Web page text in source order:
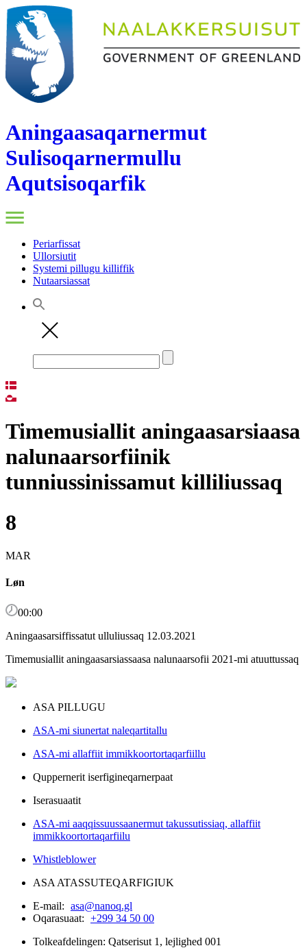
Aningaasaqarnermut
Sulisoqarnermullu
Aqutsisoqarfik
Periarfissat
Ullorsiutit
Systemi pillugu killiffik
Nutaarsiassat
Timemusiallit aningaasarsiaasa
nalunaarsorfiinik
tunniussinissamut killiliussaq
8
MAR
Løn
00:00
Aningaasarsiffissatut ulluliussaq 12.03.2021
Timemusiallit aningaasarsiassaasa nalunaarsofii 2021-mi atuuttussaq
ASA PILLUGU
ASA-mi siunertat naleqartitallu
ASA-mi allaffiit immikkoortortaqarfiillu
Quppernerit iserfigineqarnerpaat
Iserasuaatit
ASA-mi aaqqissuussaanermut takussutissiaq, allaffiit
immikkoortortaqarfiilu
Whistleblower
ASA ATASSUTEQARFIGIUK
E-mail: asa@nanoq.gl
Oqarasuaat: +299 34 50 00
Tolkeafdelingen: Qatserisut 1, lejlighed 001